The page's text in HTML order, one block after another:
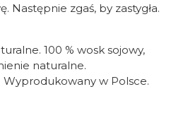
Następnie zgaś, by zastygła.
100 % wosk sojowy,
naturalne.
w Polsce.